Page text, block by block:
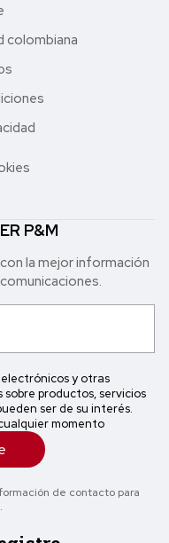
colombiana
P&M
la mejor in formación
y otras
sobre productos, servicios
ser de su interés.
momento
de contacto para